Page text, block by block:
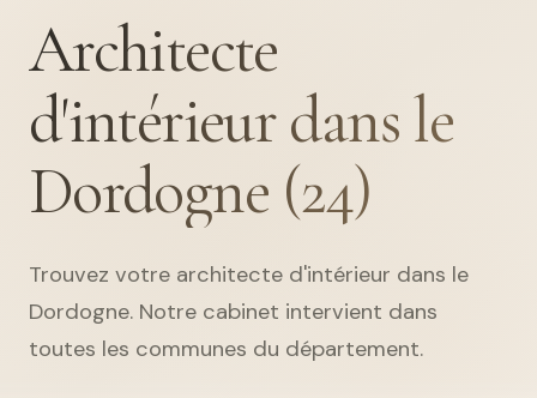
Architecte
d'intérieur dans le
Dordogne (24)
Trouvez votre architecte d'intérieur dans le
Dordogne. Notre cabinet intervient dans
toutes les communes du département.